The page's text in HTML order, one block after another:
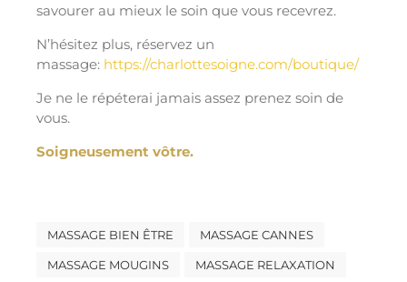
savourer au mieux le soin que vous recevrez.
N’hésitez plus, réservez un
massage: https://charlottesoigne.com/boutique/
Je ne le répéterai jamais assez prenez soin de
vous.
Soigneusement vôtre.
MASSAGE BIEN ÊTRE MASSAGE CANNES
MASSAGE MOUGINS MASSAGE RELAXATION